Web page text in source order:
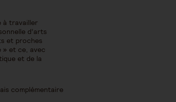
à travailler
d’arts
et proches
» et ce, avec
et de la
complémentaire